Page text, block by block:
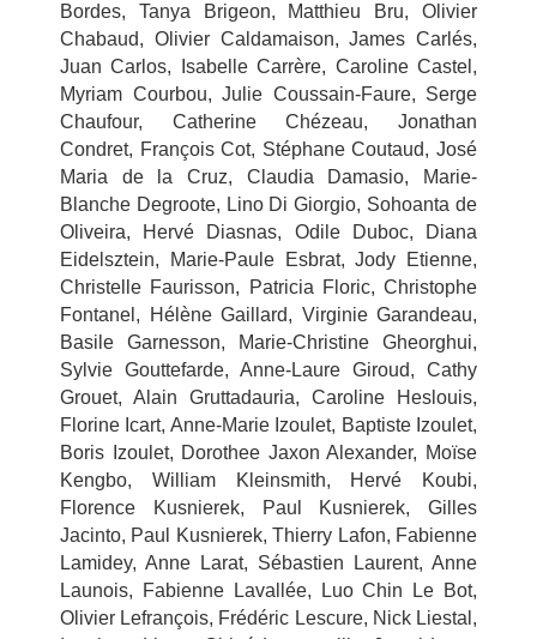
Bordes, Tanya Brigeon, Matthieu Bru, Olivier
Chabaud, Olivier Caldamaison, James Carlés,
Juan Carlos, Isabelle Carrère, Caroline Castel,
Myriam Courbou, Julie Coussain-Faure, Serge
Chaufour, Catherine Chézeau, Jonathan
Condret, François Cot, Stéphane Coutaud, José
Maria de la Cruz, Claudia Damasio, Marie-
Blanche Degroote, Lino Di Giorgio, Sohoanta de
Oliveira, Hervé Diasnas, Odile Duboc, Diana
Eidelsztein, Marie-Paule Esbrat, Jody Etienne,
Christelle Faurisson, Patricia Floric, Christophe
Fontanel, Hélène Gaillard, Virginie Garandeau,
Basile Garnesson, Marie-Christine Gheorghui,
Sylvie Gouttefarde, Anne-Laure Giroud, Cathy
Grouet, Alain Gruttadauria, Caroline Heslouis,
Florine Icart, Anne-Marie Izoulet, Baptiste Izoulet,
Boris Izoulet, Dorothee Jaxon Alexander, Moïse
Kengbo, William Kleinsmith, Hervé Koubi,
Florence Kusnierek, Paul Kusnierek, Gilles
Jacinto, Paul Kusnierek, Thierry Lafon, Fabienne
Lamidey, Anne Larat, Sébastien Laurent, Anne
Launois, Fabienne Lavallée, Luo Chin Le Bot,
Olivier Lefrançois, Frédéric Lescure, Nick Liestal,